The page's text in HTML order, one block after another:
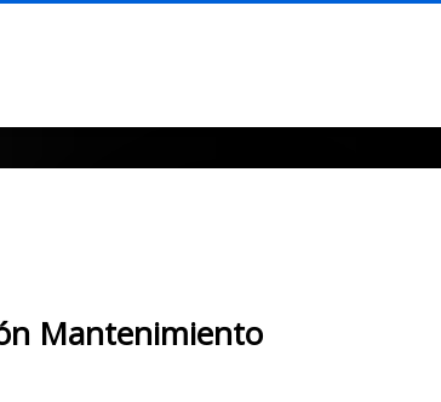
Mantenimiento